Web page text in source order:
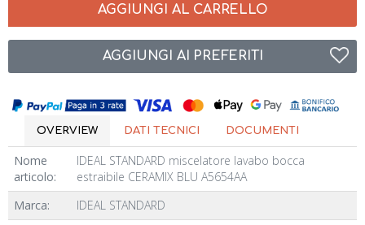
AGGIUNGI AL CARRELLO
AGGIUNGI AI PREFERITI
OVERVIEW DATI TECNICI DOCUMENTI
Nome
articolo:
IDEAL STANDARD miscelatore lavabo bocca
estraibile CERAMIX BLU A5654AA
Marca:
IDEAL STANDARD